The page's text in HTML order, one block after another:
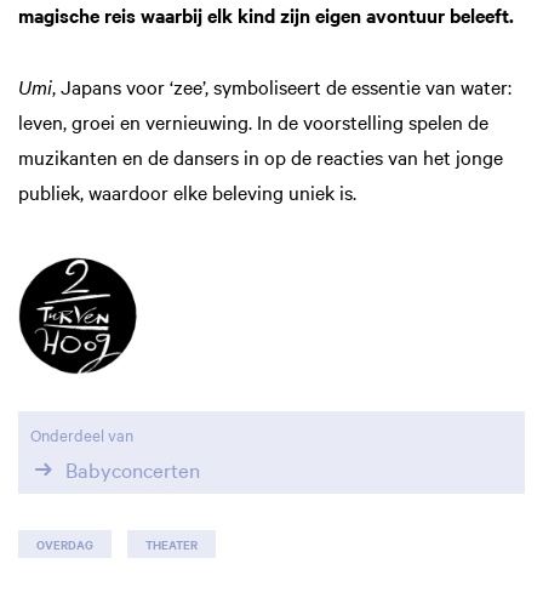
magische reis waarbij elk kind zijn eigen avontuur beleeft.
Umi, Japans voor ‘zee’, symboliseert de essentie van water:
leven, groei en vernieuwing. In de voorstelling spelen de
muzikanten en de dansers in op de reacties van het jonge
publiek, waardoor elke beleving uniek is.
Onderdeel van
Babyconcerten
OVERDAG THEATER